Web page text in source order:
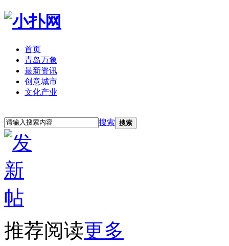
首页
青岛万象
最新资讯
创意城市
文化产业
搜索 搜索
推荐阅读更多